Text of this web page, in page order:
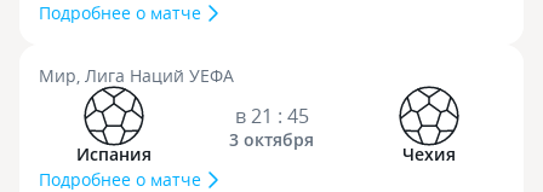
Подробнее о матче
Мир, Лига Наций УЕФА
Испания
в 21 : 45
3 октября
Чехия
Подробнее о матче